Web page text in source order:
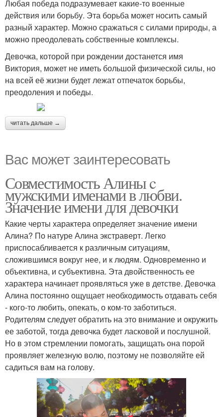
Любая победа подразумевает какие-то военные
действия или борьбу. Эта борьба может носить самый
разный характер. Можно сражаться с силами природы, а
можно преодолевать собственные комплексы.
Девочка, которой при рождении достанется имя
Виктория, может не иметь большой физической силы, но
на всей её жизни будет лежат отпечаток борьбы,
преодоления и победы.
читать дальше →
Вас может заинтересовать
Совместимость Алины c
мужскими именами в любви.
Значение имени для девочки
Какие черты характера определяет значение имени
Алина? По натуре Алина экстраверт. Легко
приспосабливается к различным ситуациям,
сложившимся вокруг нее, и к людям. Одновременно и
объективна, и субъективна. Эта двойственность ее
характера начинает проявляться уже в детстве. Девочка
Алина постоянно ощущает необходимость отдавать себя
- кого-то любить, опекать, о ком-то заботиться.
Родителям следует обратить на это внимание и окружить
ее заботой, тогда девочка будет ласковой и послушной.
Но в этом стремлении помогать, защищать она порой
проявляет железную волю, поэтому не позволяйте ей
садиться вам на голову.